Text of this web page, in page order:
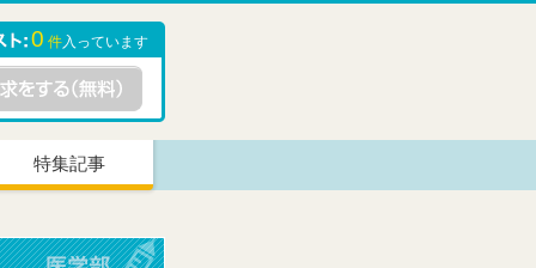
0 件入っています
特集記事